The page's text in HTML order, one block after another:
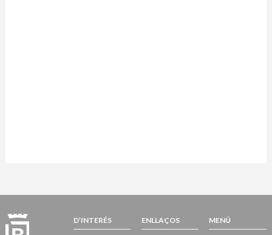
D’INTERÉS ENLLAÇOS MENÚ